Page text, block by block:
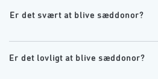
󠀰Er det svært at blive sæddonor?󠀲󠀧󠀦󠀳
Er det lovligt at blive sæddonor?󠀲󠀧󠀨󠀳